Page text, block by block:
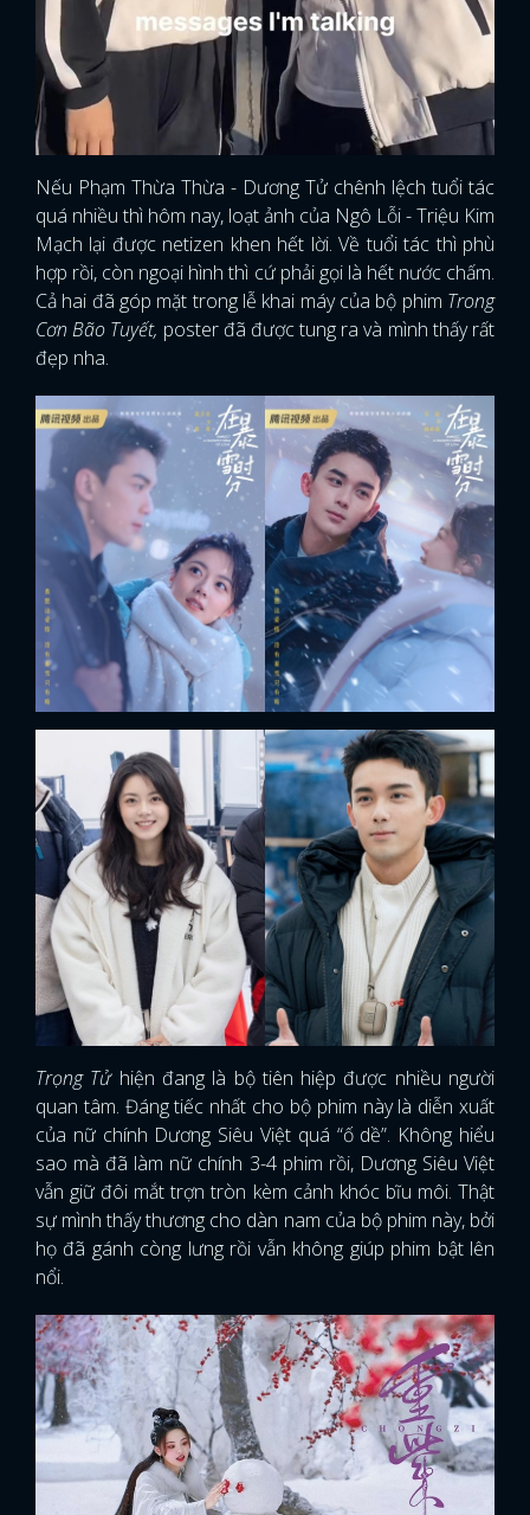
Nếu Phạm Thừa Thừa - Dương Tử chênh lệch tuổi tác
quá nhiều thì hôm nay, loạt ảnh của Ngô Lỗi - Triệu Kim
Mạch lại được netizen khen hết lời. Về tuổi tác thì phù
hợp rồi, còn ngoại hình thì cứ phải gọi là hết nước chấm.
Cả hai đã góp mặt trong lễ khai máy của bộ phim Trong
Cơn Bão Tuyết, poster đã được tung ra và mình thấy rất
đẹp nha.
Trọng Tửhiện đang là bộ tiên hiệp được nhiều người
quan tâm. Đáng tiếc nhất cho bộ phim này là diễn xuất
của nữ chính Dương Siêu Việt quá “ố dề”. Không hiểu
sao mà đã làm nữ chính 3-4 phim rồi, Dương Siêu Việt
vẫn giữ đôi mắt trợn tròn kèm cảnh khóc bĩu môi. Thật
sự mình thấy thương cho dàn nam của bộ phim này, bởi
họ đã gánh còng lưng rồi vẫn không giúp phim bật lên
nổi.